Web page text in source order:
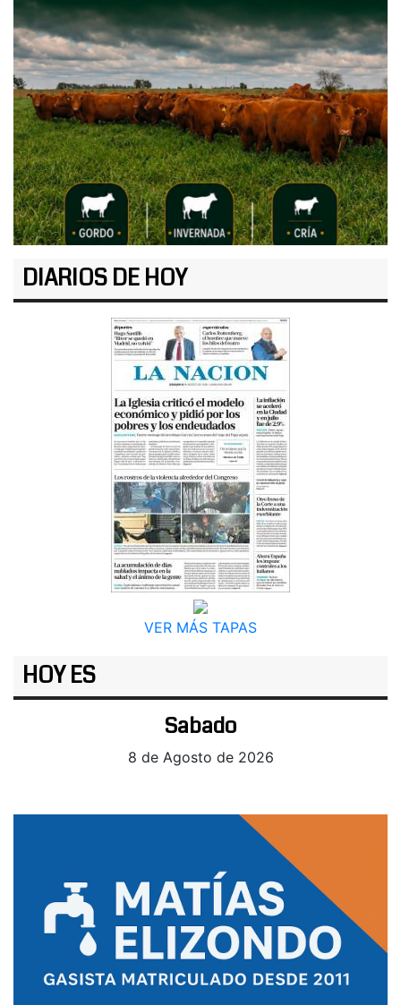
DIARIOS DE HOY
VER MÁS TAPAS
HOY ES
Sabado
8 de Agosto de 2026